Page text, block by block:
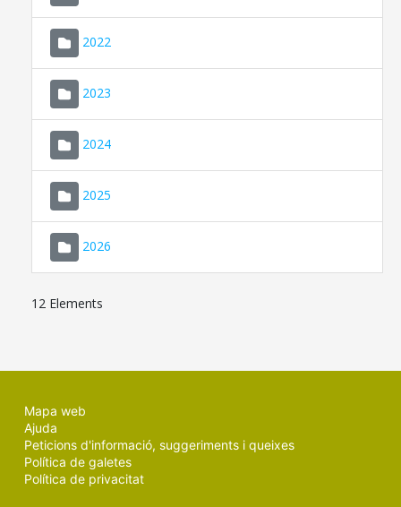
2022
2023
2024
2025
2026
12 Elements
Mapa web
Ajuda
Peticions d'informació, suggeriments i queixes
Política de galetes
Política de privacitat